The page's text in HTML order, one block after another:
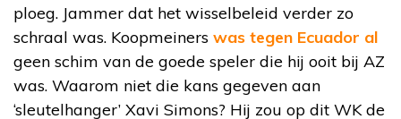
ploeg. Jammer dat het wisselbeleid verder zo
schraal was. Koopmeiners was tegen Ecuador al
geen schim van de goede speler die hij ooit bij AZ
was. Waarom niet die kans gegeven aan
‘sleutelhanger’ Xavi Simons? Hij zou op dit WK de